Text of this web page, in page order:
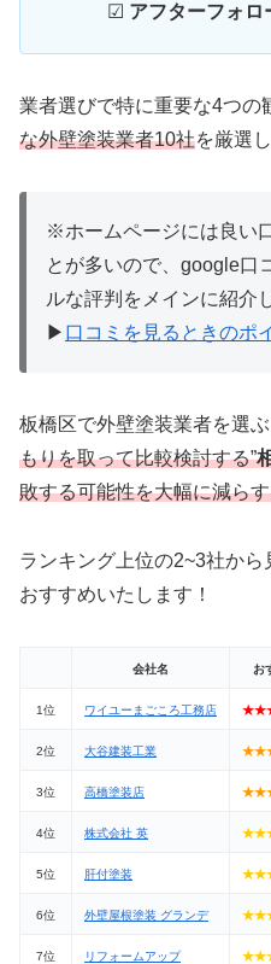
☑ アフターフォロ
業者選びで特に重要な4つの
な外壁塗装業者10社を厳選
※ホームページには良い
とが多いので、google口
ルな評判をメインに紹介
▶ 口コミを見るときのポ
板橋区で外壁塗装業者を選ぶ
もりを取って比較検討する”
敗する可能性を大幅に減ら
ランキング上位の2~3社か
おすすめいたします！
会社名 お
1位 ワイユーまごころ工務店
2位 大谷建装工業
3位 高橋塗装店
4位 株式会社 英
5位 肝付塗装
6位 外壁屋根塗装 グランデ
7位 リフォームアップ